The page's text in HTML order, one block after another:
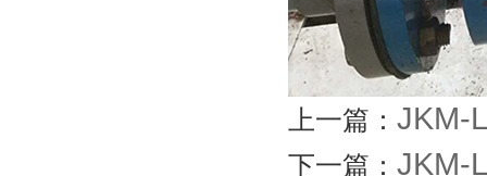
上一篇： JKM-
下一篇： JKM-